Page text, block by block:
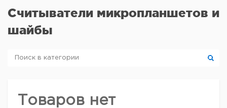
Считыватели микропланшетов и
шайбы
Товаров нет